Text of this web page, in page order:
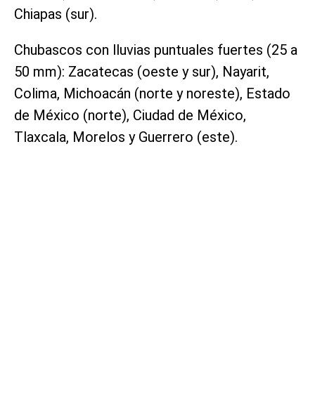
Chiapas (sur).
Chubascos con lluvias puntuales fuertes (25 a
50 mm): Zacatecas (oeste y sur), Nayarit,
Colima, Michoacán (norte y noreste), Estado
de México (norte), Ciudad de México,
Tlaxcala, Morelos y Guerrero (este).